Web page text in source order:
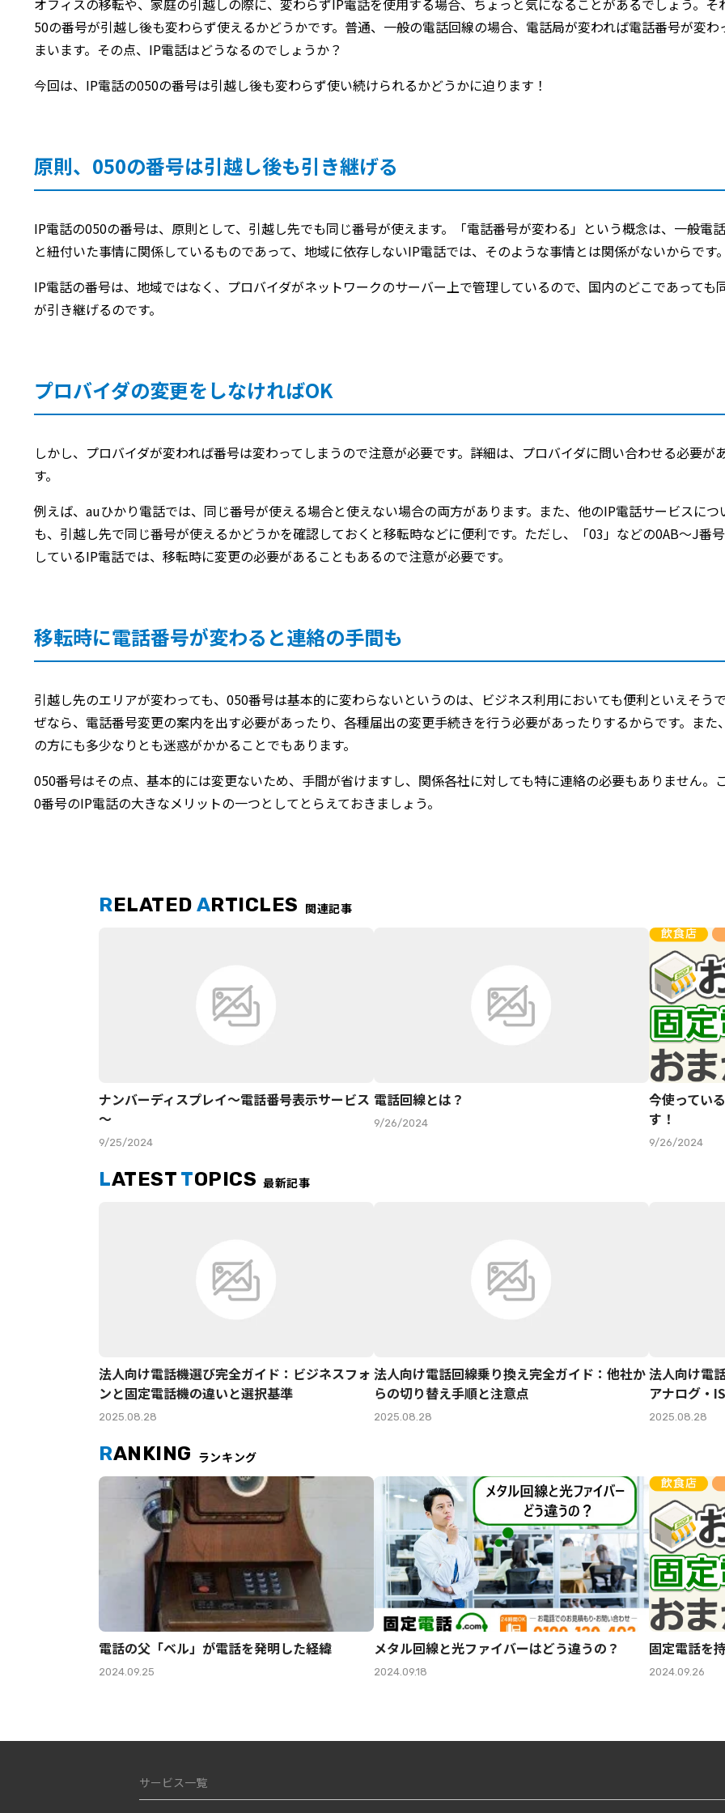
50の番号が引越し後も変わらず使えるかどうかです。普通、一般の電話回線の場合、電話局が変われば電話番号が変わ
まいます。その点、IP電話はどうなるのでしょうか？
今回は、IP電話の050の番号は引越し後も変わらず使い続けられるかどうかに迫ります！
原則、050の番号は引越し後も引き継げる
IP電話の050の番号は、原則として、引越し先でも同じ番号が使えます。「電話番号が変わる」という概念は、一般電
と紐付いた事情に関係しているものであって、地域に依存しないIP電話では、そのような事情とは関係がないからです
IP電話の番号は、地域ではなく、プロバイダがネットワークのサーバー上で管理しているので、国内のどこであっても
が引き継げるのです。
プロバイダの変更をしなければOK
しかし、プロバイダが変われば番号は変わってしまうので注意が必要です。詳細は、プロバイダに問い合わせる必要が
す。
例えば、auひかり電話では、同じ番号が使える場合と使えない場合の両方があります。また、他のIP電話サービスにつ
も、引越し先で同じ番号が使えるかどうかを確認しておくと移転時などに便利です。ただし、「03」などの0AB～J番
しているIP電話では、移転時に変更の必要があることもあるので注意が必要です。
移転時に電話番号が変わると連絡の手間も
引越し先のエリアが変わっても、050番号は基本的に変わらないというのは、ビジネス利用においても便利といえそう
ぜなら、電話番号変更の案内を出す必要があったり、各種届出の変更手続きを行う必要があったりするからです。また
の方にも多少なりとも迷惑がかかることでもあります。
050番号はその点、基本的には変更ないため、手間が省けますし、関係各社に対しても特に連絡の必要もありません。
0番号のIP電話の大きなメリットの一つとしてとらえておきましょう。
RELATED ARTICLES 関連記事
ナンバーディスプレイ～電話番号表示サービス
～
9/25/2024
電話回線とは？
9/26/2024
今使ってい
す！
9/26/2024
LATEST TOPICS 最新記事
法人向け電話機選び完全ガイド：ビジネスフォ
ンと固定電話機の違いと選択基準
2025.08.28
法人向け電話回線乗り換え完全ガイド：他社か
らの切り替え手順と注意点
2025.08.28
法人向け電
アナログ・
2025.08.28
RANKING ランキング
電話の父「ベル」が電話を発明した経緯
2024.09.25
メタル回線と光ファイバーはどう違うの？
2024.09.18
固定電話を
2024.09.26
サービス一覧